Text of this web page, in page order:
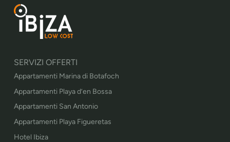
SERVIZI OFFERTI
Appartamenti Marina di Botafoch
Appartamenti Playa d’en Bossa
Appartamenti San Antonio
Appartamenti Playa Figueretas
Hotel Ibiza